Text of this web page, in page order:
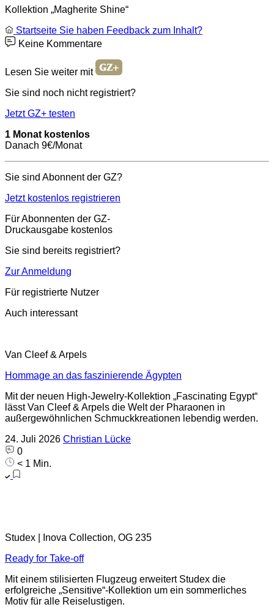
Kollektion „Magherite Shine“
Startseite Sie haben Feedback zum Inhalt?
Keine Kommentare
Lesen Sie weiter mit
Sie sind noch nicht registriert?
Jetzt GZ+ testen
1 Monat kostenlos
Danach 9€/Monat
Sie sind Abonnent der GZ?
Jetzt kostenlos registrieren
Für Abonnenten der GZ-
Druckausgabe kostenlos
Sie sind bereits registriert?
Zur Anmeldung
Für registrierte Nutzer
Auch interessant
Van Cleef & Arpels
Hommage an das faszinierende Ägypten
Mit der neuen High-Jewelry-Kollektion „Fascinating Egypt“
lässt Van Cleef & Arpels die Welt der Pharaonen in
außergewöhnlichen Schmuckkreationen lebendig werden.
24. Juli 2026 Christian Lücke
0
< 1 Min.
Studex | Inova Collection, OG 235
Ready for Take-off
Mit einem stilisierten Flugzeug erweitert Studex die
erfolgreiche „Sensitive“-Kollektion um ein sommerliches
Motiv für alle Reiselustigen.